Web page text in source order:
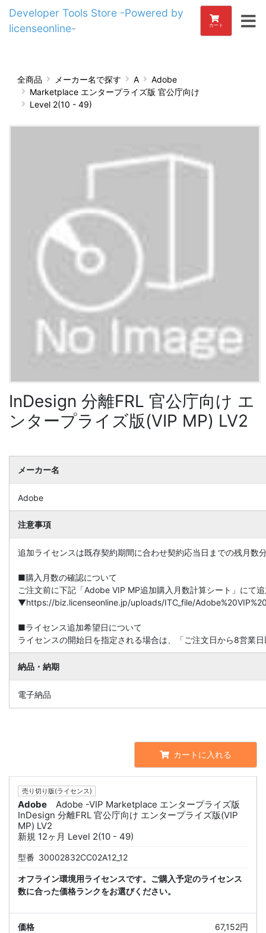
Developer Tools Store -Powered by
licenseonline-
カート
全商品 メーカー名で探す A
Adobe
Marketplace エンタープライズ版 官公庁向け
Level 2(10 - 49)
InDesign 分離FRL 官公庁向け エ
ンタープライズ版(VIP MP) LV2
メーカー名
Adobe
注意事項
追加ライセンスは既存契約期間に合わせ契約応当日までの残月数
■購入月数の確認について
ご注文前に下記「Adobe VIP MP追加購入月数計算シート」にて
▼https://biz.licenseonline.jp/uploads/ITC_file/
■ライセンス追加希望日について
ライセンスの開始日を指定される場合は、「ご注文日から8営業
納品・納期
電子納品
カートに入れる
売り切り版(ライセンス)
Adobe
Adobe -VIP Marketplace エンタープライズ版
InDesign 分離FRL 官公庁向け エンタープライズ版(VIP
MP) LV2
新規 12ヶ月 Level 2(10 - 49)
型番 30002832CC02A12_12
オフライン環境用ライセンスです。ご購入予定のライセンス
数に合った価格ランクをお選びください。
67,152円